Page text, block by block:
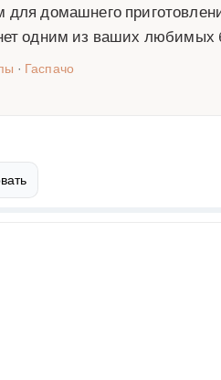
для домашнего
одним из ваших
· Гаспачо